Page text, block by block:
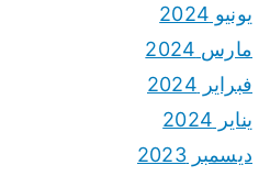
يونيو 2024
مارس 2024
فبراير 2024
يناير 2024
ديسمبر 2023